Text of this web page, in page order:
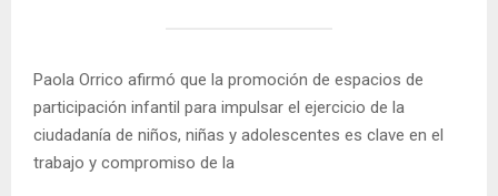
Paola Orrico afirmó que la promoción de espacios de
participación infantil para impulsar el ejercicio de la
ciudadanía de niños, niñas y adolescentes es clave en el
trabajo y compromiso de la